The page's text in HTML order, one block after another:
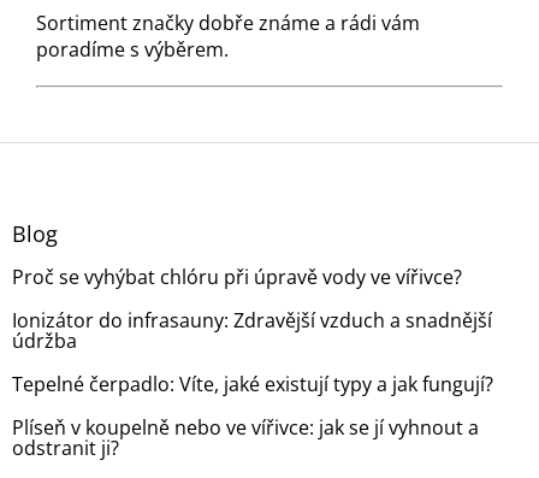
Sortiment značky dobře známe a rádi vám
poradíme s výběrem.
Z
Blog
Proč se vyhýbat chlóru při úpravě vody ve vířivce?
Ionizátor do infrasauny: Zdravější vzduch a snadnější
údržba
Tepelné čerpadlo: Víte, jaké existují typy a jak fungují?
Plíseň v koupelně nebo ve vířivce: jak se jí vyhnout a
odstranit ji?